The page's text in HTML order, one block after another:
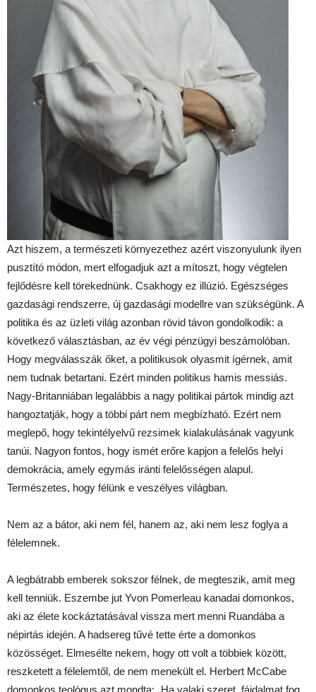
Azt hiszem, a természeti környezethez azért viszonyulunk ilyen
pusztító módon, mert elfogadjuk azt a mítoszt, hogy végtelen
fejlődésre kell törekednünk. Csakhogy ez illúzió. Egészséges
gazdasági rendszerre, új gazdasági modellre van szükségünk. A
politika és az üzleti világ azonban rövid távon gondolkodik: a
következő választásban, az év végi pénzügyi beszámolóban.
Hogy megválasszák őket, a politikusok olyasmit ígérnek, amit
nem tudnak betartani. Ezért minden politikus hamis messiás.
Nagy-Britanniában legalábbis a nagy politikai pártok mindig azt
hangoztatják, hogy a többi párt nem megbízható. Ezért nem
meglepő, hogy tekintélyelvű rezsimek kialakulásának vagyunk
tanúi. Nagyon fontos, hogy ismét erőre kapjon a felelős helyi
demokrácia, amely egymás iránti felelősségen alapul.
Természetes, hogy félünk e veszélyes világban.
Nem az a bátor, aki nem fél, hanem az, aki nem lesz foglya a
félelemnek.
A legbátrabb emberek sokszor félnek, de megteszik, amit meg
kell tenniük. Eszembe jut Yvon Pomerleau kanadai domonkos,
aki az élete kockáztatásával vissza mert menni Ruandába a
népirtás idején. A hadsereg tűvé tette érte a domonkos
közösséget. Elmesélte nekem, hogy ott volt a többiek között,
reszketett a félelemtől, de nem menekült el. Herbert McCabe